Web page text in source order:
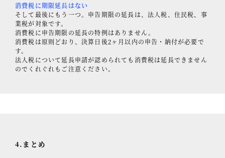
消費税に期限延長はない
そして最後にもう一つ。申告期限の延長は、法人税、住民税、事
業税が対象です。
消費税に申告期限の延長の特例はありません。
消費税は原則どおり、決算日後2ヶ月以内の申告・納付が必要で
す。
法人税について延長申請が認められても消費税は延長できません
のでくれぐれもご注意ください。
4.まとめ